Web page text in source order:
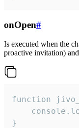
onOpen#
Is executed when the
proactive invitation)
function
}